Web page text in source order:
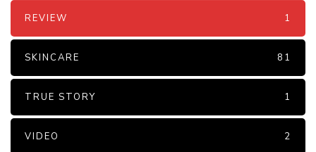
REVIEW 1
SKINCARE 81
TRUE STORY 1
VIDEO 2